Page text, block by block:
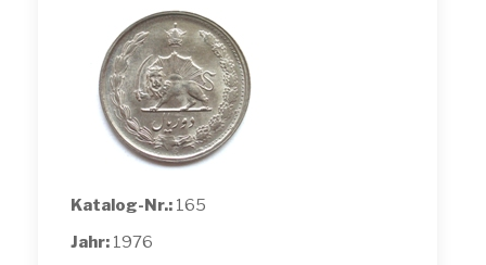
Katalog-Nr.: 165
Jahr: 1976